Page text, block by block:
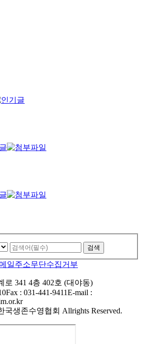
일주소무단수집거부
로 341 4층 402호 (대야동)
Fax : 031-441-9411E-mail :
국생존수영협회 Allrights Reserved.